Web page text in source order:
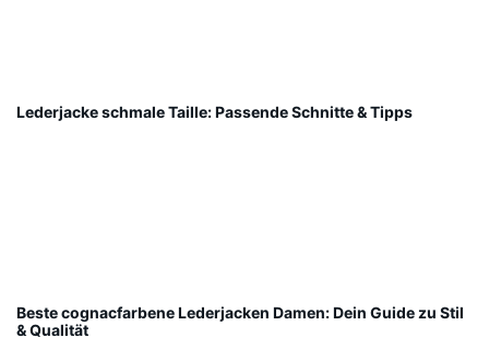
Lederjacke schmale Taille: Passende Schnitte & Tipps
Beste cognacfarbene Lederjacken Damen: Dein Guide zu Stil
& Qualität